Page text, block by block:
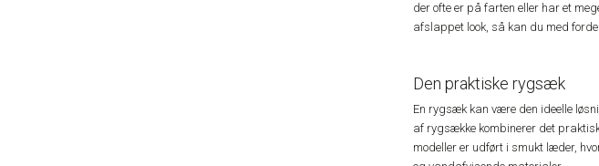
der ofte er på farten eller har et
afslappet look, så kan du med
Den praktiske rygsæk
En rygsæk kan være den ideelle
af rygsække kombinerer det
modeller er udført i smukt læder,